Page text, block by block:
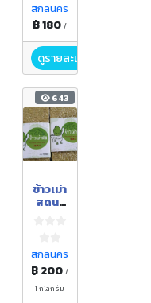
สกลนคร
฿ 180/
ดูรายละเอียด
643
ข้าวเม่า
สดนา
สกลนคร
฿ 200/
1 กิโลกรัม